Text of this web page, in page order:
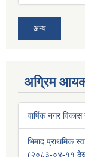
अन्य
अग्रिम
वार्षिक नगर
भिमाद प्राथमिक
(२०८३-०४-११